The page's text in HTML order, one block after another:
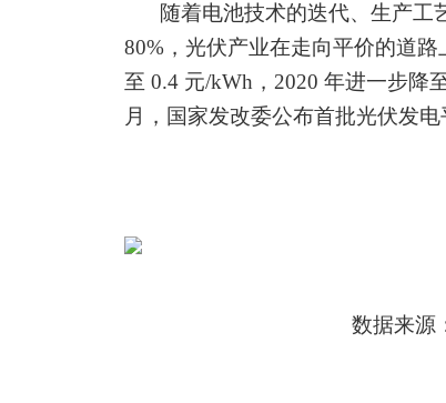
随着电池技术的迭代、生产工
80%， 光伏产业在走向平价的道路
至 0.4 元/kWh，2020 年进一步降
月，国家发改委公布首批光伏发电
数据来源